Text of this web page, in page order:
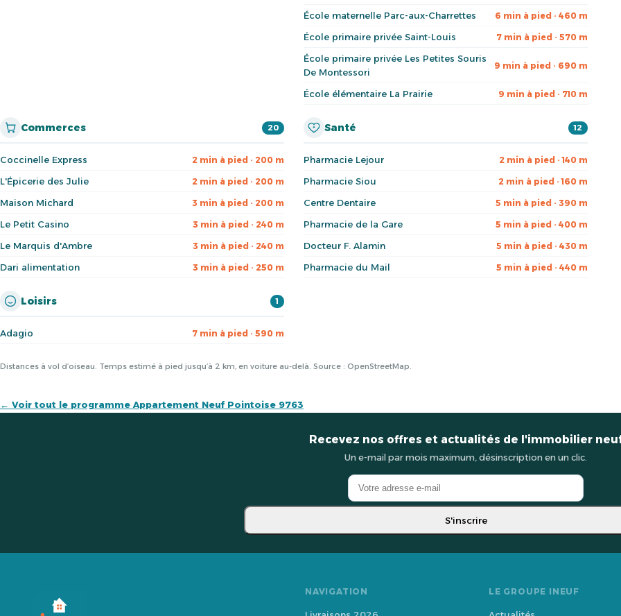
École maternelle Parc-aux-Charrettes 6 min à pied · 460 m
École primaire privée Saint-Louis 7 min à pied · 570 m
École primaire privée Les Petites Souris
De Montessori
9 min à pied · 690 m
École élémentaire La Prairie 9 min à pied · 710 m
Commerces 20
Coccinelle Express 2 min à pied · 200 m
L'Épicerie des Julie 2 min à pied · 200 m
Maison Michard 3 min à pied · 200 m
Le Petit Casino 3 min à pied · 240 m
Le Marquis d'Ambre 3 min à pied · 240 m
Dari alimentation 3 min à pied · 250 m
Santé 12
Pharmacie Lejour 2 min à pied · 140 m
Pharmacie Siou 2 min à pied · 160 m
Centre Dentaire 5 min à pied · 390 m
Pharmacie de la Gare 5 min à pied · 400 m
Docteur F. Alamin 5 min à pied · 430 m
Pharmacie du Mail 5 min à pied · 440 m
Loisirs 1
Adagio 7 min à pied · 590 m
Distances à vol d’oiseau. Temps estimé à pied jusqu’à 2 km, en voiture au-delà. Source : OpenStreetMap.
← Voir tout le programme Appartement Neuf Pointoise 9763
Recevez nos offres et actualités de l'immobilier
Un e-mail par mois maximum, désinscription en un clic.
S'inscrire
NAVIGATION LE GROUPE INEUF